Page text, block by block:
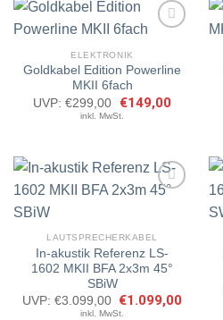
Artikel
ELEKTRONIK
Goldkabel Edition Powerline
MKII 6fach
UVP: €299,00
Ursprünglicher
Preis
€149,00Aktueller
inkl. MwSt.
Artikel
LAUTSPRECHERKABEL
In-akustik Referenz LS-
1602 MKII BFA 2x3m 45°
SBiW
UVP: €3.099,00
Ursprünglicher
Preis
€1.099,00
inkl. MwSt.